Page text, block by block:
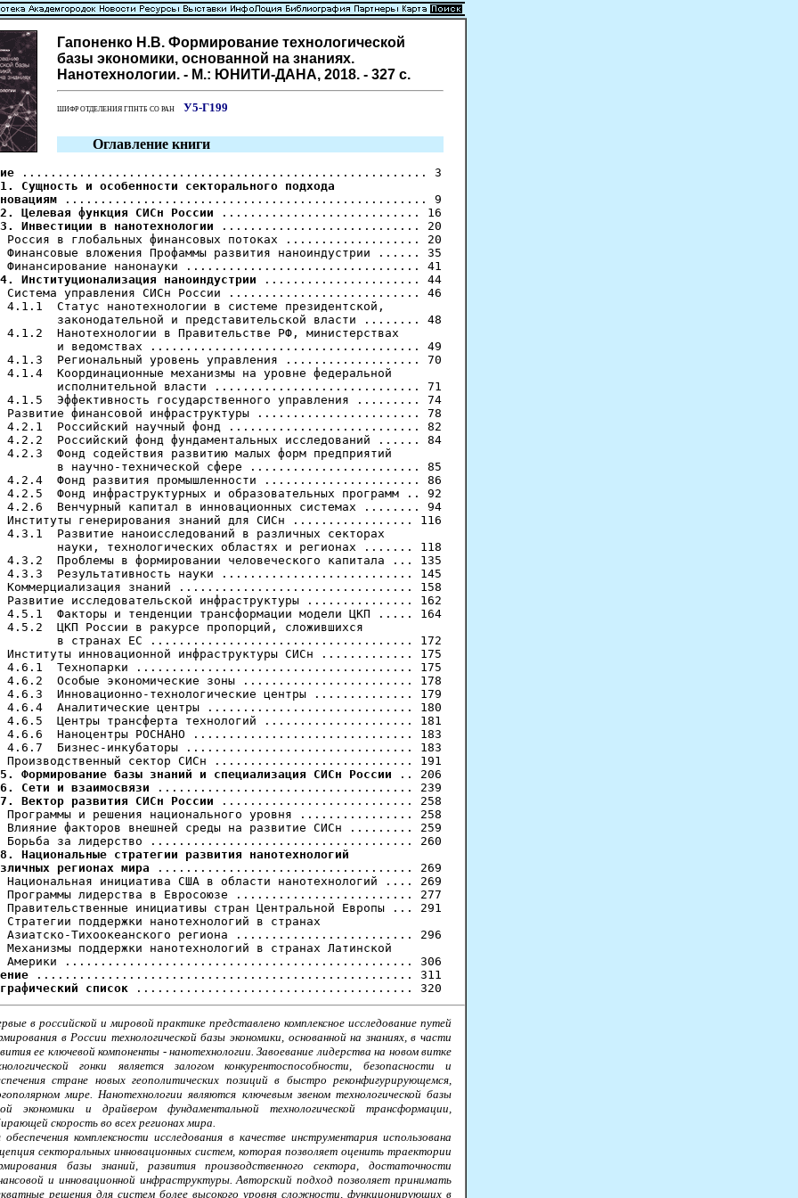
Гапоненко Н.В. Формирование технологической
базы экономики, основанной на знаниях.
Нанотехнологии. - М.: ЮНИТИ-ДАНА, 2018. - 327 с.
ШИФР ОТДЕЛЕНИЯ ГПНТБ СО РАН У5-Г199
Оглавление книги
Сущность и особенности секторального подхода
Целевая функция СИСн России
Инвестиции в нанотехнологии ............................ 20
Россия в глобальных финансовых потоках ................... 20
Финансовые вложения Профаммы развития наноиндустрии ...... 35
Институционализация наноиндустрии ...................... 44
Система управления СИСн России ........................... 46
4.1.1  Статус нанотехнологии в системе президентской,
законодательной и представительской власти ........ 48
4.1.2  Нанотехнологии в Правительстве РФ, министерствах
и ведомствах ...................................... 49
4.1.3  Региональный уровень управления ................... 70
4.1.4  Координационные механизмы на уровне федеральной
исполнительной власти ............................. 71
4.1.5  Эффективность государственного управления ......... 74
Развитие финансовой инфраструктуры ....................... 78
4.2.1  Российский научный фонд ........................... 82
4.2.2  Российский фонд фундаментальных исследований ...... 84
4.2.3  Фонд содействия развитию малых форм предприятий
в научно-технической сфере ........................ 85
4.2.4  Фонд развития промышленности ...................... 86
4.2.5  Фонд инфраструктурных и образовательных программ .. 92
4.2.6  Венчурный капитал в инновационных системах ........ 94
Институты генерирования знаний для СИСн ................. 116
4.3.1  Развитие наноисследований в различных секторах
науки, технологических областях и регионах ....... 118
4.3.2  Проблемы в формировании человеческого капитала ... 135
4.3.3  Результативность науки ........................... 145
Коммерциализация знаний ................................. 158
Развитие исследовательской инфраструктуры ............... 162
4.5.1  Факторы и тенденции трансформации модели ЦКП ..... 164
4.5.2  ЦКП России в ракурсе пропорций, сложившихся
в странах ЕС ..................................... 172
Институты инновационной инфраструктуры СИСн ............. 175
4.6.1  Технопарки ....................................... 175
4.6.2  Особые экономические зоны ........................ 178
4.6.3  Инновационно-технологические центры .............. 179
4.6.4  Аналитические центры ............................. 180
4.6.5  Центры трансферта технологий ..................... 181
4.6.6  Наноцентры РОСНАНО ............................... 183
4.6.7  Бизнес-инкубаторы ................................ 183
Формирование базы знаний и специализация СИСн России
Сети и взаимосвязи
Вектор развития СИСн России
........................... 258
Программы и решения национального уровня ................ 258
Влияние факторов внешней среды на развитие СИСн ......... 259
Национальные стратегии развития нанотехнологий
регионах мира
.................................... 269
Национальная инициатива США в области нанотехнологий .... 269
Программы лидерства в Евросоюзе ......................... 277
Правительственные инициативы стран Центральной Европы ... 291
Стратегии поддержки нанотехнологий в странах
Азиатско-Тихоокеанского региона ......................... 296
Механизмы поддержки нанотехнологий в странах Латинской
список
в российской и мировой практике представлено комплексное исследование путей
в России технологической базы экономики, основанной на знаниях, в части
ее ключевой компоненты - нанотехнологии. Завоевание лидерства на новом витке
гонки является залогом конкурентоспособности, безопасности и
стране новых геополитических позиций в быстро реконфигурирующемся,
мире. Нанотехнологии являются ключевым звеном технологической базы
экономики и драйвером фундаментальной технологической трансформации,
скорость во всех регионах мира.
обеспечения комплексности исследования в качестве инструментария использована
секторальных инновационных систем, которая позволяет оценить траектории
базы знаний, развития производственного сектора, достаточности
и инновационной инфраструктуры. Авторский подход позволяет принимать
решения для систем более высокого уровня сложности, функционирующих в